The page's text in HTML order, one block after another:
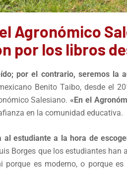
Agronómico
por los libros
por el contrario, seremos la
Benito Taibo, desde el
Salesiano.«En el
en la comunidad educativa.
estudiante a la hora de
Borges que los estudiantes han
porque es moderno, o porque